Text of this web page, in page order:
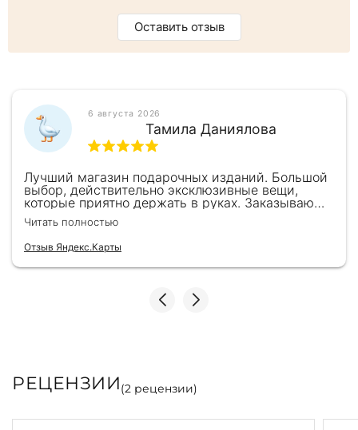
Оставить отзыв
6 августа 2026
Тамила Даниялова
Лучший магазин подарочных изданий. Большой
выбор, действительно эксклюзивные вещи,
которые приятно держать в руках. Заказываю
здесь уже второй раз для бизнес-партнеров,
всегда всё безупречно — от общения с
консультантами до качества самих книг.
Однозначно рекомендую
Читать полностью
Отзыв Яндекс.Карты
РЕЦЕНЗИИ(2 рецензии)